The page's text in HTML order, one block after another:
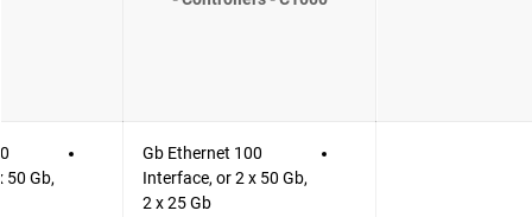
100 Gb Ethernet
Interface, or 2 x 50 Gb,
2 x 25 Gb
50 Gb,